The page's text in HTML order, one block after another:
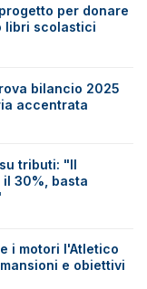
per donare
libri scolastici
bilancio 2025
accentrata
tributi: "Il
30%, basta
i motori l'Atletico
e obiettivi